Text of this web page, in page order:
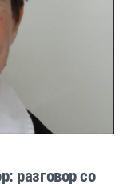
разговор со